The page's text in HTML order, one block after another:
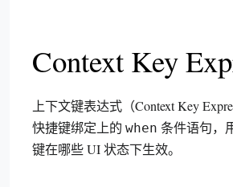
Context Key
上下文键表达式（Context Key
快捷键绑定上的 when 条件语句，
键在哪些 UI 状态下生效。